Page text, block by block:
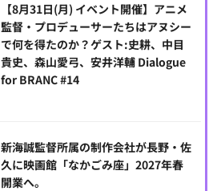
【8月31日(月) イベント開催】アニメ
監督・プロデューサーたちはアヌシー
で何を得たのか？ゲスト:史耕、中目
貴史、森山愛弓、安井洋輔 Dialogue
for BRANC #14
新海誠監督所属の制作会社が長野・佐
久に映画館「なかごみ座」2027年春
開業へ。